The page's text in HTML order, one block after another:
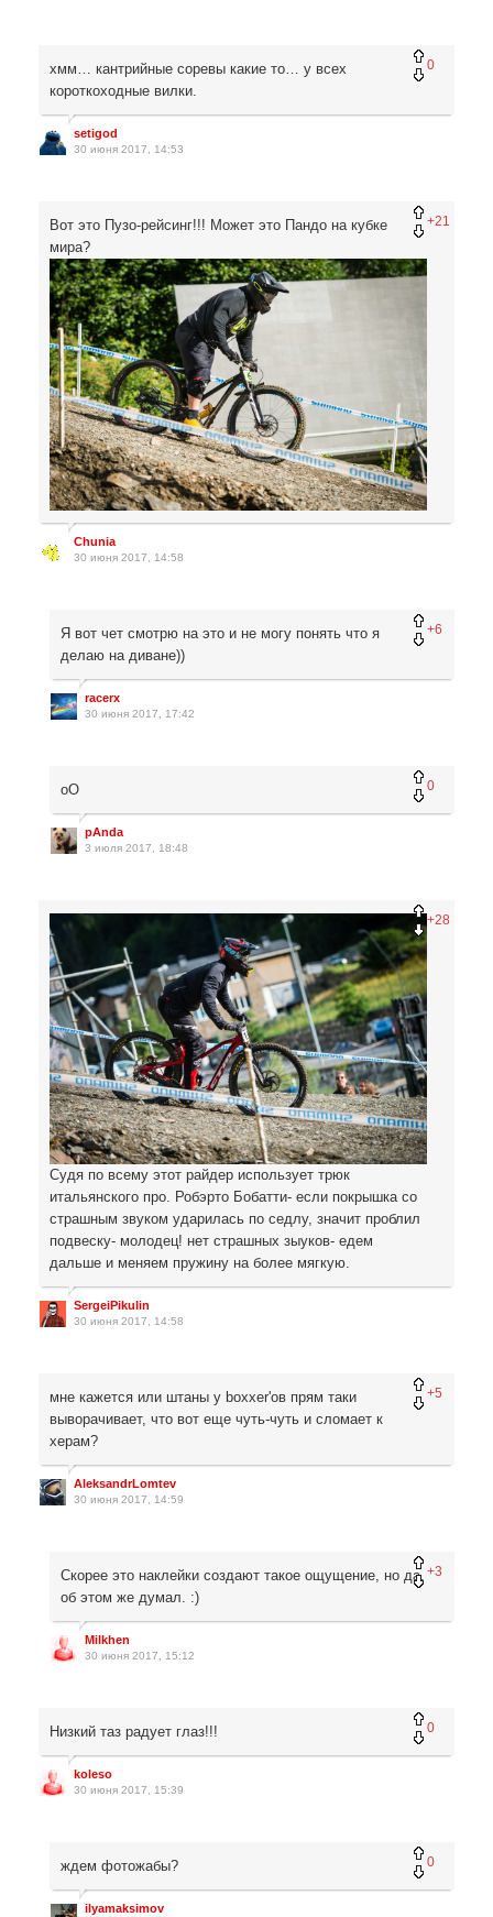
0
хмм… кантрийные соревы какие то… у всех
короткоходные вилки.
setigod
30 июня 2017, 14:53
+21
Вот это Пузо-рейсинг!!! Может это Пандо на кубке
мира?
Chunia
30 июня 2017, 14:58
+6
Я вот чет смотрю на это и не могу понять что я
делаю на диване))
racerx
30 июня 2017, 17:42
0
oO
pAnda
3 июля 2017, 18:48
+28
Судя по всему этот райдер использует трюк
итальянского про. Робэрто Бобатти- если покрышка со
страшным звуком ударилась по седлу, значит проблил
подвеску- молодец! нет страшных зыуков- едем
дальше и меняем пружину на более мягкую.
SergeiPikulin
30 июня 2017, 14:58
+5
мне кажется или штаны у boxxer'ов прям таки
выворачивает, что вот еще чуть-чуть и сломает к
херам?
AleksandrLomtev
30 июня 2017, 14:59
+3
Скорее это наклейки создают такое ощущение, но да,
об этом же думал. :)
Milkhen
30 июня 2017, 15:12
0
Низкий таз радует глаз!!!
koleso
30 июня 2017, 15:39
0
ждем фотожабы?
ilyamaksimov